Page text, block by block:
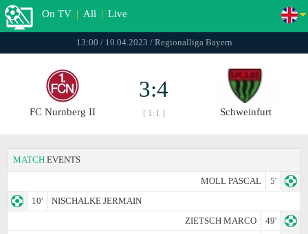
On TV | All | Live
13:00 / 10.04.2023 / Regionalliga Bayern
FC Nurnberg II
3:4
[ 1:1 ] Schweinfurt
MATCH EVENTS
MOLL PASCAL
5'
10'
NISCHALKE JERMAIN
ZIETSCH MARCO
49'